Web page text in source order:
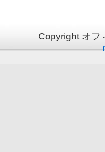
Copyright オ